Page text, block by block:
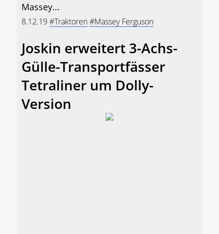
Massey...
8.12.19 #Traktoren#Massey Ferguson
Joskin erweitert 3-Achs-
Gülle-Transportfässer
Tetraliner um Dolly-
Version